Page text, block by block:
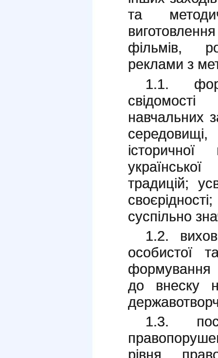
та
фільмів,
реклами з
1.1.
навчальних
історичної
традицій;
суспільно
1.2.
особистої
формування
до внеску
1.3.
рівня